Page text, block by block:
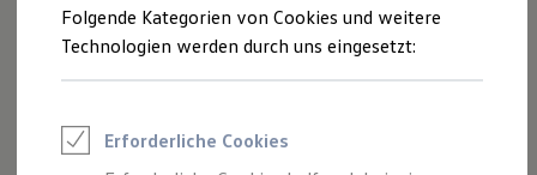
Saisonangebote
Reifenpakete
Leasing
Leasing-Angebote
Elektroauto Leasing
Kleinwagen-Leasing
IQ.LIGHT – LED-Matrix-
Scheinwerfer
mit einemechtenHighlight: dem innovativen
Folgende Kategorien von Cookies und weitere
Technologien werden durch uns eingesetzt:
Erforderliche Cookies